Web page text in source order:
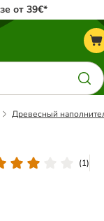
от 39€*
Древесный
(1)